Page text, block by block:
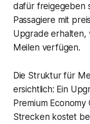
dafür freigegeben
Passagiere mit
Upgrade erhalten,
Meilen verfügen.
Die Struktur für
ersichtlich: Ein
Premium
Strecken kostet